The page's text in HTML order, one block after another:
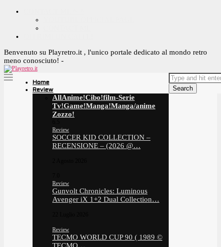
Benvenuto su Playretro.it , l'unico portale dedicato al mondo retro
meno conosciuto! -
Home
Review
AllAnime!Cibo!film-Serie
Tv!Game!Manga!Manga/anime
Zozzo!
Review
SOCCER KID COLLECTION –
RECENSIONE – (2026 @…
Review
Gunvolt Chronicles: Luminous
Avenger iX 1+2 Dual Collection…
Review
TECMO WORLD CUP 90 ( 1989 ©
Search